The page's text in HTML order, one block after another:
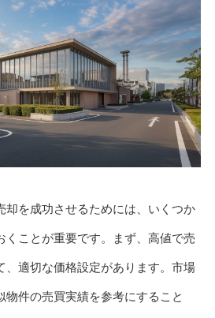
却を成功させるためには、いくつか
くことが重要です。まず、高値で売
、適切な価格設定があります。市場
物件の売買実績を参考にすること